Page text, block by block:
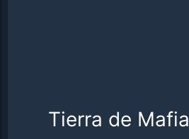
Tierra de Mafia